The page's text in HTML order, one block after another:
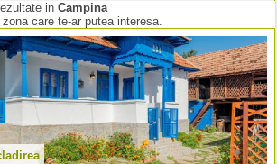
in Campina
care te-ar putea interesa.